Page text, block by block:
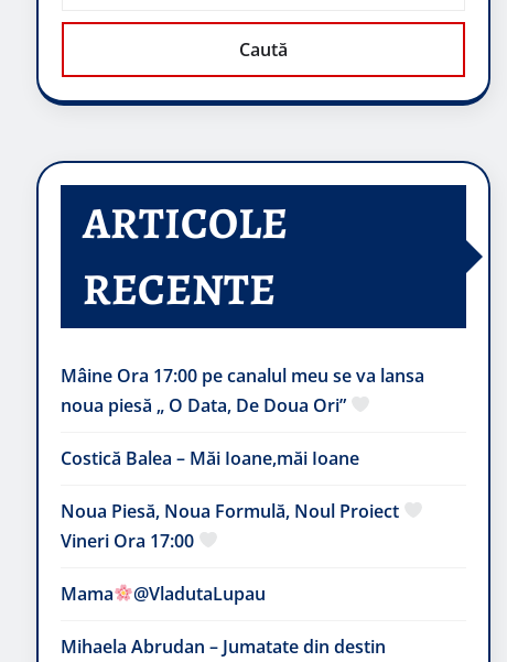
Caută
ARTICOLE
RECENTE
Mâine Ora 17:00 pe canalul meu se va lansa
noua piesă „ O Data, De Doua Ori”
Costică Balea – Măi Ioane,măi Ioane
Noua Piesă, Noua Formulă, Noul Proiect
Vineri Ora 17:00
Mama @VladutaLupau
Mihaela Abrudan – Jumatate din destin